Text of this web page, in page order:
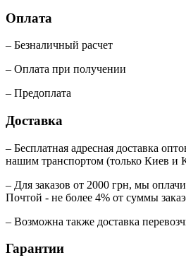
Оплата
– Безналичный расчет
– Оплата при получении
– Предоплата
Доставка
– Бесплатная адресная доставка
нашим транспортом (только Киев и
– Для заказов от 2000 грн, мы
Почтой - не более 4% от суммы
– Возможна также доставка
Гарантии